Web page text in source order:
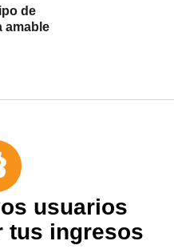
de
amable
usuarios
tus ingresos